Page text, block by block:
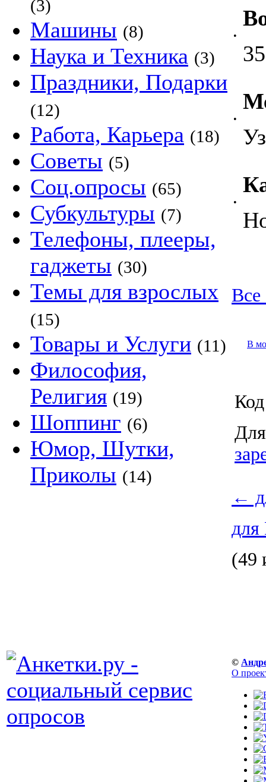
(3)
Машины (8)
Наука и Техника (3)
Праздники, Подарки
(12)
Работа, Карьера (18)
Советы (5)
Соц.опросы (65)
Субкультуры (7)
Телефоны, плееры,
гаджеты (30)
Темы для взрослых
(15)
Товары и Услуги (11)
Философия,
Религия (19)
Шоппинг (6)
Юмор, Шутки,
Приколы (14)
•
•
•
В
←
(49
©
О